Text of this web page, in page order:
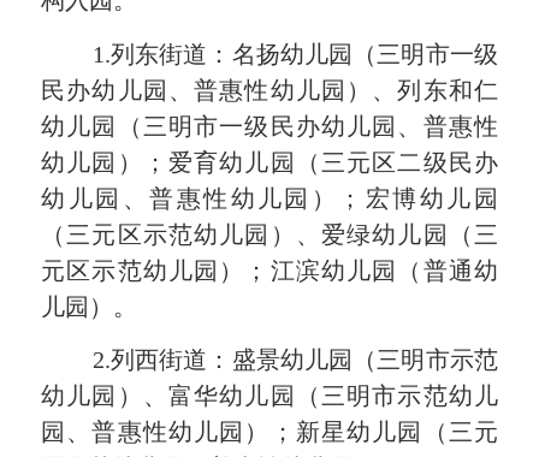
1.列东街道： 名扬幼儿园（三明市一级
民办幼儿园、普惠性幼儿园）、列东和仁
幼儿园
（三明市一级民办幼儿园、普惠性
幼儿园）；爱育幼儿园（ 三元 区二级民办
幼儿园、普惠性幼儿园）；宏博幼儿园
（ 三元 区示范幼儿园）、爱绿幼儿园（ 三
元 区示范幼儿园）；江滨幼儿园（ 普通幼
儿园）。
2.列西街道： 盛景幼儿园（三明市示范
幼儿园）、 富华幼儿园（三明市示范幼儿
园、普惠性幼儿园）；新星幼儿园（ 三元